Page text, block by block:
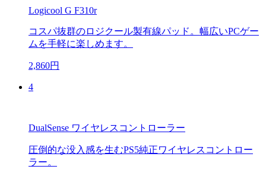
Logicool G F310r
コスパ抜群のロジクール製有線パッド。幅広いPCゲー
ムを手軽に楽しめます。
2,860円
4
DualSense ワイヤレスコントローラー
圧倒的な没入感を生むPS5純正ワイヤレスコントロー
ラー。